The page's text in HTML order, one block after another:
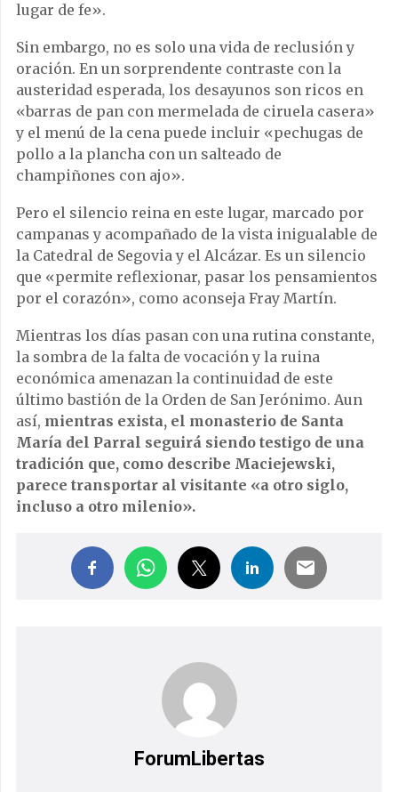
lugar de fe».
Sin embargo, no es solo una vida de reclusión y
oración. En un sorprendente contraste con la
austeridad esperada, los desayunos son ricos en
«barras de pan con mermelada de ciruela casera»
y el menú de la cena puede incluir «pechugas de
pollo a la plancha con un salteado de
champiñones con ajo».
Pero el silencio reina en este lugar, marcado por
campanas y acompañado de la vista inigualable de
la Catedral de Segovia y el Alcázar. Es un silencio
que «permite reflexionar, pasar los pensamientos
por el corazón», como aconseja Fray Martín.
Mientras los días pasan con una rutina constante,
la sombra de la falta de vocación y la ruina
económica amenazan la continuidad de este
último bastión de la Orden de San Jerónimo. Aun
así, mientras exista, el monasterio de Santa
María del Parral seguirá siendo testigo de una
tradición que, como describe Maciejewski,
parece transportar al visitante «a otro siglo,
incluso a otro milenio».
ForumLibertas